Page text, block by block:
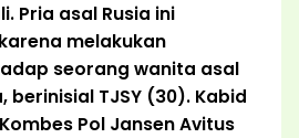
Pria asal Rusia ini
melakukan
seorang wanita asal
berinisial TJSY (30). Kabid
Pol Jansen Avitus